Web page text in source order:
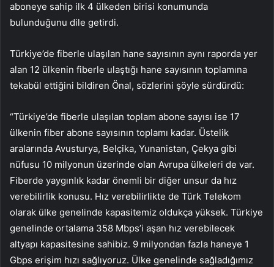
aboneye sahip ilk 4 ülkeden birisi konumunda
bulunduğunu dile getirdi.
Türkiye’de fiberle ulaşılan hane sayısının aynı raporda yer
alan 12 ülkenin fiberle ulaştığı hane sayısının toplamına
tekabül ettiğini bildiren Önal, sözlerini şöyle sürdürdü:
“Türkiye’de fiberle ulaşılan toplam abone sayısı ise 17
ülkenin fiber abone sayısının toplamı kadar. Üstelik
aralarında Avusturya, Belçika, Yunanistan, Çekya gibi
nüfusu 10 milyonun üzerinde olan Avrupa ülkeleri de var.
Fiberde yaygınlık kadar önemli bir diğer unsur da hız
verebilirlik konusu. Hız verebilirlikte de Türk Telekom
olarak ülke genelinde kapasitemiz oldukça yüksek. Türkiye
genelinde ortalama 358 Mbps’i aşan hız verebilecek
altyapı kapasitesine sahibiz. 9 milyondan fazla haneye 1
Gbps erişim hızı sağlıyoruz. Ülke genelinde sağladığımız